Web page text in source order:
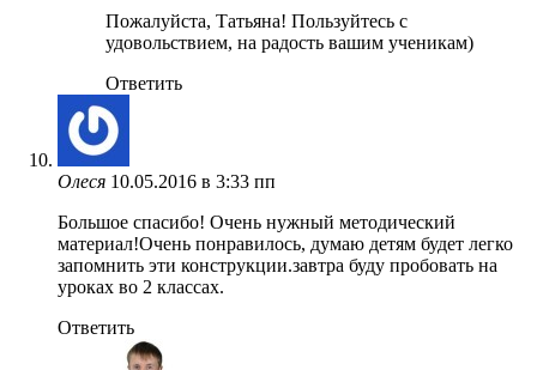
Пожалуйста, Татьяна! Пользуйтесь с
удовольствием, на радость вашим ученикам)
Ответить
Олеся 10.05.2016 в 3:33 пп
Большое спасибо! Очень нужный методический
материал!Очень понравилось, думаю детям будет легко
запомнить эти конструкции.завтра буду пробовать на
уроках во 2 классах.
Ответить